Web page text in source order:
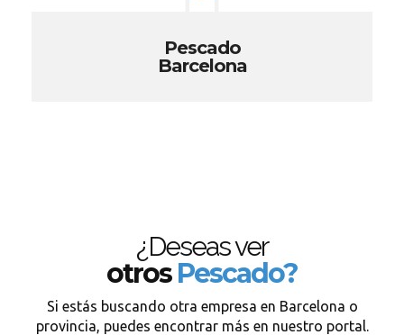
Pescado
Barcelona
¿Deseas ver
otrosPescado?
Si estás buscando otra empresa en Barcelona o
provincia, puedes encontrar más en nuestro portal.